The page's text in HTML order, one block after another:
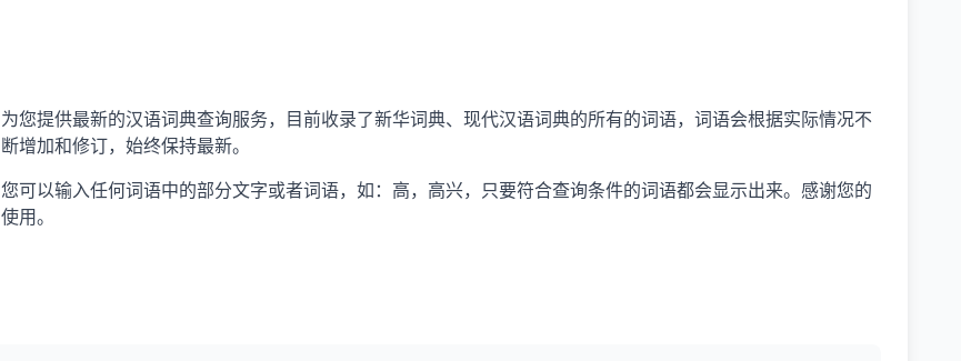
为您提供最新的汉语词典查询服务，目前收录了新华词典、现代汉语词典的所有的词语，词语会根据实际情况不
断增加和修订，始终保持最新。
您可以输入任何词语中的部分文字或者词语，如：高，高兴，只要符合查询条件的词语都会显示出来。感谢您的
使用。